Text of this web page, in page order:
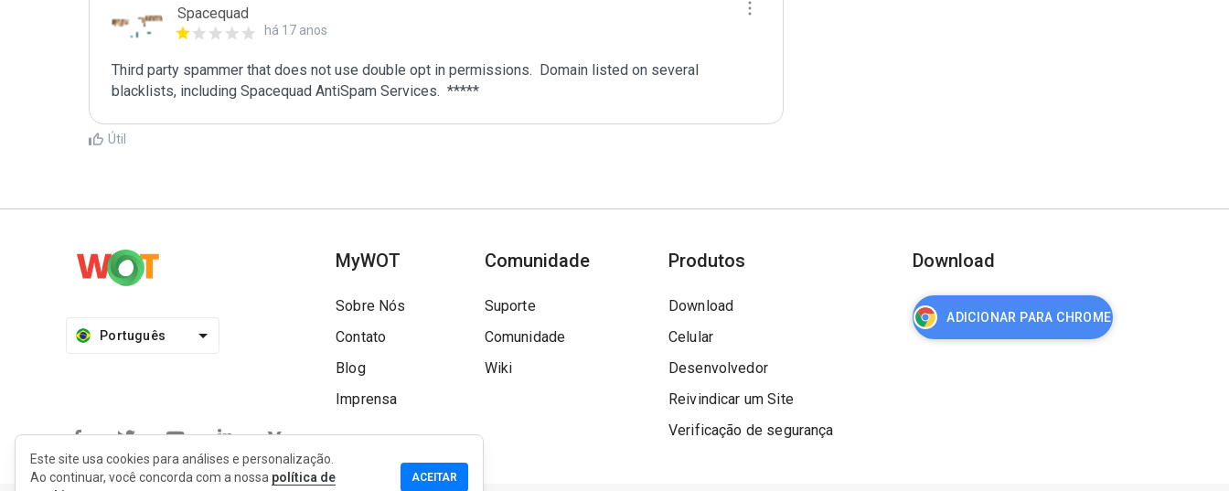
Spacequad
há 17 anos
Third party spammer that does not use double opt in permissions.  Domain listed on several
Útil
Português
MyWOT
Sobre Nós
Contato
Blog
Imprensa
Comunidade
Suporte
Comunidade
Wiki
Produtos
Download
Celular
Desenvolvedor
Reivindicar um Site
Verificação de segurança
Download
ADICIONAR PARA CHROME
Este site usa cookies para análises e personalização.
Ao continuar, você concorda com a nossa política de
ACEITAR